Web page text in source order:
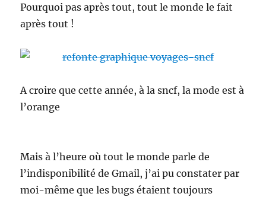
Pourquoi pas après tout, tout le monde le fait
après tout !
A croire que cette année, à la sncf, la mode est à
l’orange
Mais à l’heure où tout le monde parle de
l’indisponibilité de Gmail, j’ai pu constater par
moi-même que les bugs étaient toujours